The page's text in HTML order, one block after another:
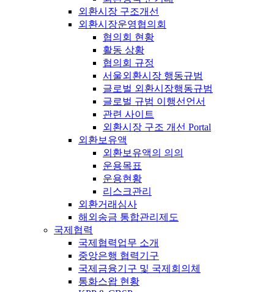
외환시장 구조개선
외환시장운영협의회
협의회 현황
활동 상황
협의회 규정
서울외환시장 행동규범
글로벌 외환시장행동규범
글로벌 규범 이행선언서
관련 사이트
외환시장 구조 개선 Portal
외환보유액
외환보유액의 의의
운용목표
운용현황
리스크관리
외환거래심사
해외송금 통합관리제도
국제협력
국제협력업무 소개
중앙은행 협력기구
국제금융기구 및 국제회의체
통화스왑 현황